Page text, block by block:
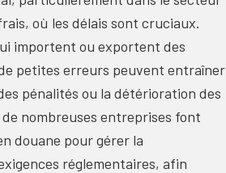
où les délais sont cruciaux.
importent ou exportent des
petites erreurs peuvent entraîner
pénalités ou la détérioration des
de nombreuses entreprises font
douane pour gérer la
réglementaires, afin